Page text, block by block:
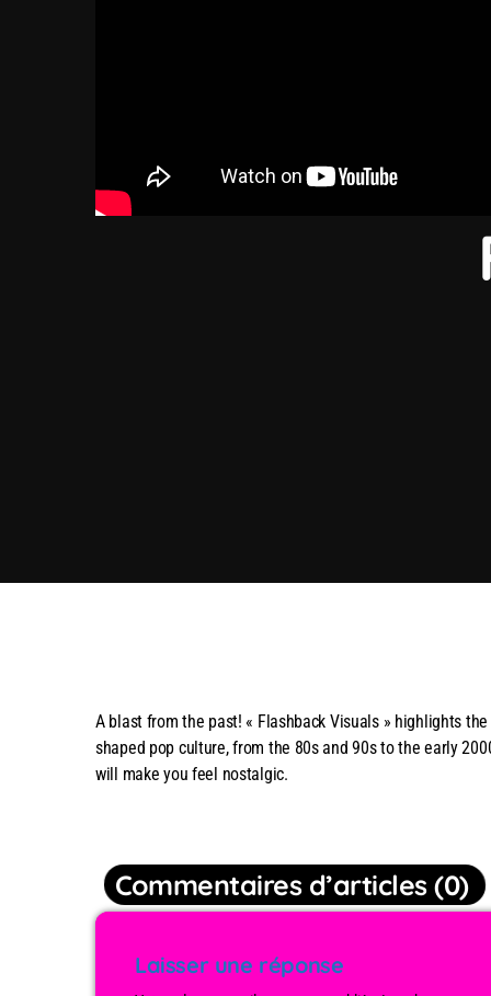
A blast from the past! « Flashback Visuals » highlights
shaped pop culture, from the 80s and 90s to the early
will make you feel nostalgic.
Commentaires d’articles (0)
Laisser une réponse